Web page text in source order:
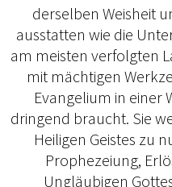
derselben Weisheit
ausstatten wie die
am meisten verfolgten
mit mächtigen
Evangelium in einer
dringend braucht. Sie
Heiligen Geistes zu
Prophezeiung,
Ungläubigen